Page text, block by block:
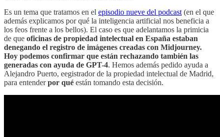
Es un tema que tratamos en el episodio nueve del podcast (en el que
además explicamos por qué la inteligencia artificial nos beneficia a
los feos frente a los bellos). El caso es que adelantamos la primicia
de que oficinas de propiedad intelectual en España estaban
denegando el registro de imágenes creadas con Midjourney.
Hoy podemos confirmar que están rechazando también las
generadas con ayuda de GPT-4. Hemos además pedido ayuda a
Alejandro Puerto, eegistrador de la propiedad intelectual de Madrid,
para entenderpor qué están tomando esta decisión.